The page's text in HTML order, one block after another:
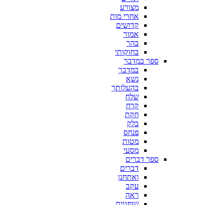
מצורע
אחרי מות
קדושים
אמור
בהר
בחוקותי
ספר במדבר
במדבר
נשא
בהעלותך
שלח
קרח
חקת
בלק
פנחס
מטות
מסעי
ספר דברים
דברים
ואתחנן
עקב
ראה